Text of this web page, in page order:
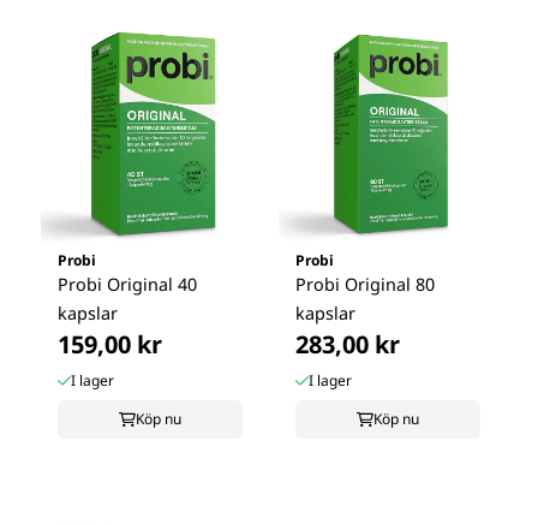
Probi
Probi Original 40
kapslar
159,00 kr
I lager
Köp nu
Probi
Probi Original 80
kapslar
283,00 kr
I lager
Köp nu